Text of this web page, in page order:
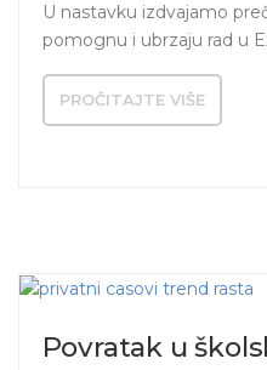
U nastavku izdvajamo
pomognu i ubrzaju rad u
PROČITAJTE VIŠE
Povratak u